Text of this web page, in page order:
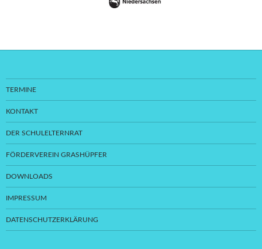
TERMINE
KONTAKT
DER SCHULELTERNRAT
FÖRDERVEREIN GRASHÜPFER
DOWNLOADS
IMPRESSUM
DATENSCHUTZERKLÄRUNG